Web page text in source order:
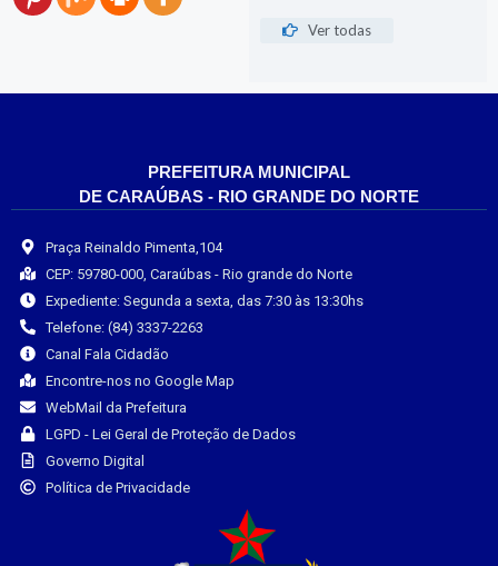
Ver todas
PREFEITURA MUNICIPAL
DE CARAÚBAS - RIO GRANDE DO NORTE
Praça Reinaldo Pimenta,104
CEP: 59780-000, Caraúbas - Rio grande do Norte
Expediente: Segunda a sexta, das 7:30 às 13:30hs
Telefone: (84) 3337-2263
Canal Fala Cidadão
Encontre-nos no Google Map
WebMail da Prefeitura
LGPD - Lei Geral de Proteção de Dados
Governo Digital
Política de Privacidade